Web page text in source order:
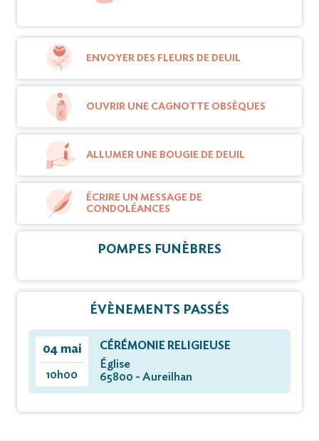
ENVOYER DES FLEURS DE DEUIL
OUVRIR UNE CAGNOTTE OBSÈQUES
ALLUMER UNE BOUGIE DE DEUIL
ÉCRIRE UN MESSAGE DE
CONDOLÉANCES
POMPES FUNÈBRES
ÉVÈNEMENTS PASSÉS
04 mai
10h00
CÉRÉMONIE RELIGIEUSE
Église
65800 - Aureilhan